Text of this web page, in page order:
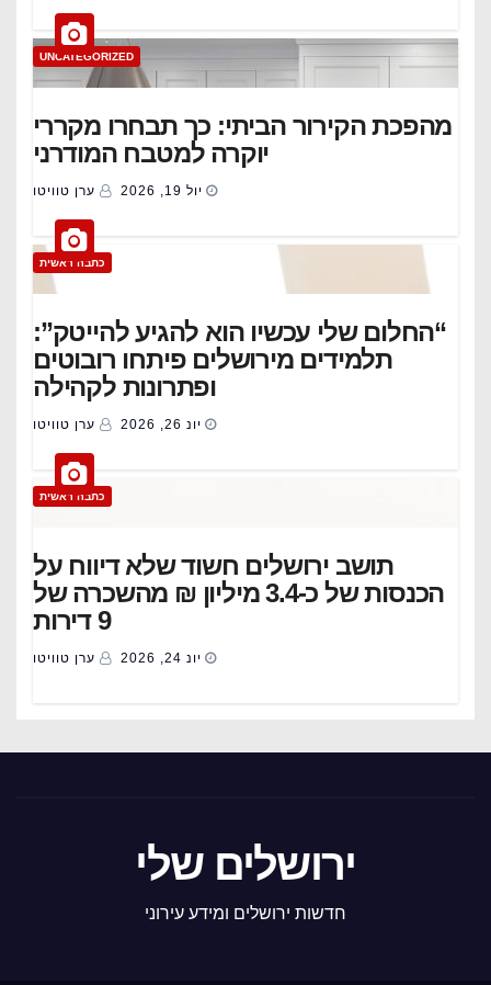
UNCATEGORIZED
מהפכת הקירור הביתי: כך תבחרו מקררי
יוקרה למטבח המודרני
יול 19, 2026 ערן טוויטו
כתבה ראשית
“החלום שלי עכשיו הוא להגיע להייטק”:
תלמידים מירושלים פיתחו רובוטים
ופתרונות לקהילה
יונ 26, 2026 ערן טוויטו
כתבה ראשית
תושב ירושלים חשוד שלא דיווח על
הכנסות של כ-3.4 מיליון ₪ מהשכרה של
9 דירות
יונ 24, 2026 ערן טוויטו
ירושלים שלי
חדשות ירושלים ומידע עירוני